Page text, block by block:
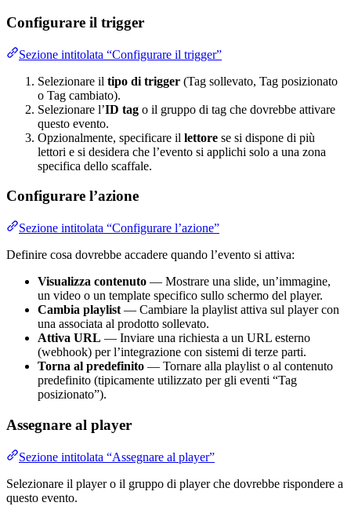
Configurare il trigger
Sezione intitolata “Configurare il trigger”
Selezionare il tipo di trigger (Tag sollevato, Tag posizionato
o Tag cambiato).
Selezionare l’ID tag o il gruppo di tag che dovrebbe attivare
questo evento.
Opzionalmente, specificare il lettore se si dispone di più
lettori e si desidera che l’evento si applichi solo a una zona
specifica dello scaffale.
Configurare l’azione
Sezione intitolata “Configurare l’azione”
Definire cosa dovrebbe accadere quando l’evento si attiva:
Visualizza contenuto — Mostrare una slide, un’immagine,
un video o un template specifico sullo schermo del player.
Cambia playlist — Cambiare la playlist attiva sul player con
una associata al prodotto sollevato.
Attiva URL — Inviare una richiesta a un URL esterno
(webhook) per l’integrazione con sistemi di terze parti.
Torna al predefinito — Tornare alla playlist o al contenuto
predefinito (tipicamente utilizzato per gli eventi “Tag
posizionato”).
Assegnare al player
Sezione intitolata “Assegnare al player”
Selezionare il player o il gruppo di player che dovrebbe rispondere a
questo evento.